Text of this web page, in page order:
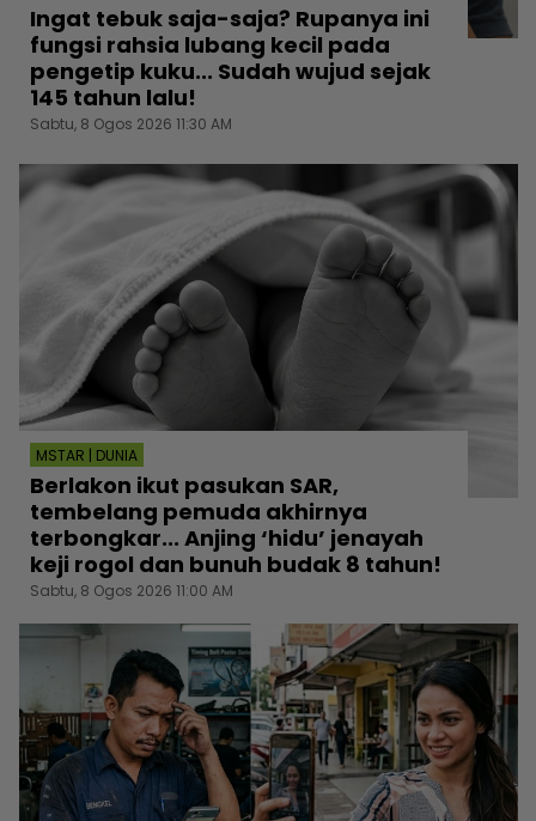
Ingat tebuk saja-saja? Rupanya ini
fungsi rahsia lubang kecil pada
pengetip kuku... Sudah wujud sejak
145 tahun lalu!
Sabtu, 8 Ogos 2026 11:30 AM
MSTAR | DUNIA
Berlakon ikut pasukan SAR,
tembelang pemuda akhirnya
terbongkar... Anjing ‘hidu’ jenayah
keji rogol dan bunuh budak 8 tahun!
Sabtu, 8 Ogos 2026 11:00 AM